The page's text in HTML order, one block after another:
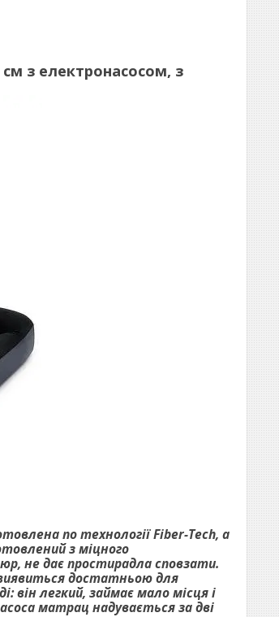
з електронасосом, з
по технології Fiber-Tech, а
з міцного
не дає простирадла сповзати.
достатньою для
він легкий, займає мало місця і
матрац надувається за дві